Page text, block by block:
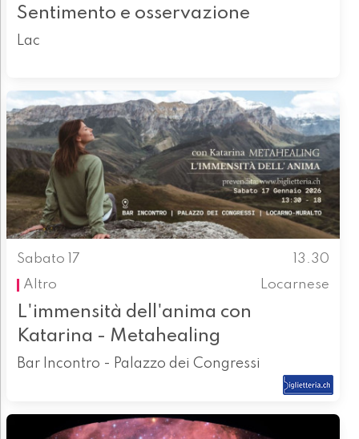
Sentimento e osservazione
Lac
Sabato 17
13.30
Altro
Locarnese
L'immensità dell'anima con
Katarina - Metahealing
Bar Incontro - Palazzo dei Congressi